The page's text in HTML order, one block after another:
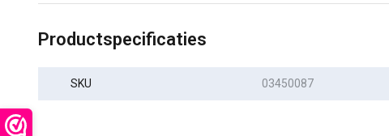
Productspecificaties
SKU 03450087